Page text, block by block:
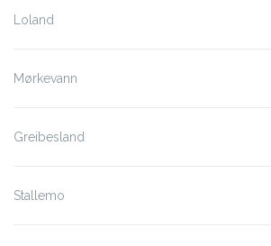
Loland
Mørkevann
Greibesland
Stallemo